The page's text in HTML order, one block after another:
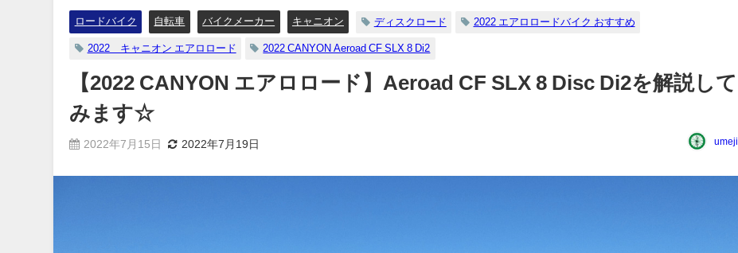
ロードバイク 自転車 バイクメーカー キャニオン ディスクロード 2022 エアロロードバイク おすすめ
2022 キャニオン エアロロード 2022 CANYON Aeroad CF SLX 8 Di2
【2022 CANYON エアロロード】Aeroad CF SLX 8 Disc Di2を解説して
みます☆
2022年7月15日 2022年7月19日 umeji